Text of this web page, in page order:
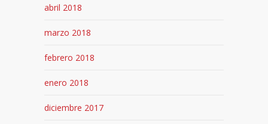
abril 2018
marzo 2018
febrero 2018
enero 2018
diciembre 2017